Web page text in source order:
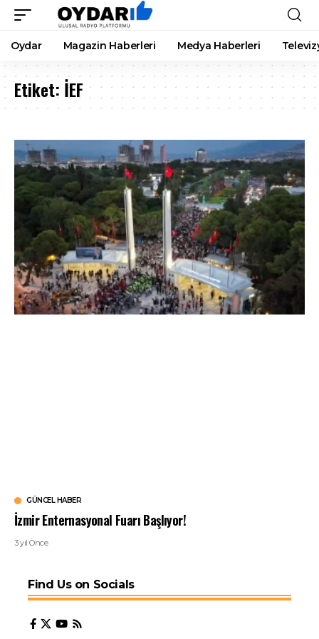
Oydar Magazin Haberleri Medya Haberleri
Etiket: İEF
GÜNCEL HABER
İzmir Enternasyonal Fuarı Başlıyor!
3 yıl Önce
Find Us on Socials